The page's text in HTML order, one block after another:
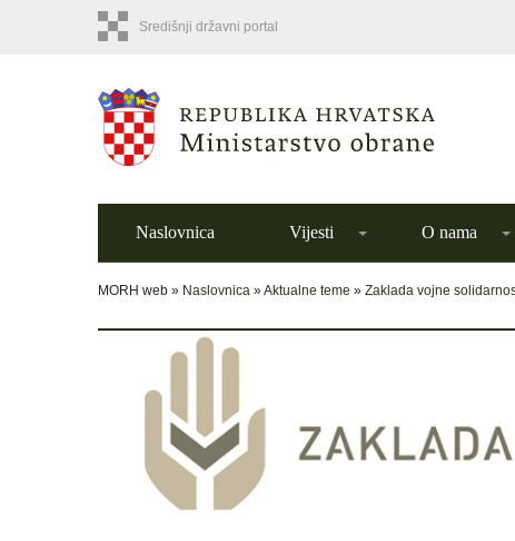
Središnji državni portal
Naslovnica Vijesti O nama
MORH web » Naslovnica »Aktualne teme » Zaklada vojne